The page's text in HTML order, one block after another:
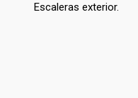
Escaleras exterior.